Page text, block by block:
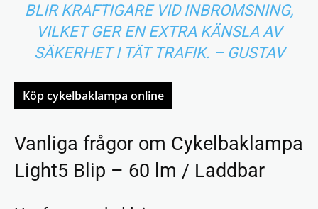
BLIR KRAFTIGARE VID INBROMSNING,
VILKET GER EN EXTRA KÄNSLA AV
SÄKERHET I TÄT TRAFIK. – GUSTAV
Köp cykelbaklampa online
Vanliga frågor om Cykelbaklampa
Light5 Blip – 60 lm / Laddbar